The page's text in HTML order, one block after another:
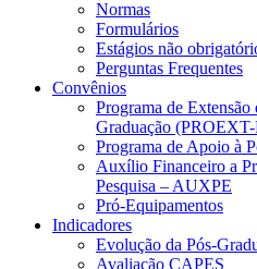
Normas
Formulários
Estágios não
Perguntas Frequentes
Convênios
Programa de
Graduação
Programa de Apoio à
Auxílio Financeiro a
Pesquisa – AUXPE
Pró-Equipamentos
Indicadores
Evolução da Pós-
Avaliação CAPES